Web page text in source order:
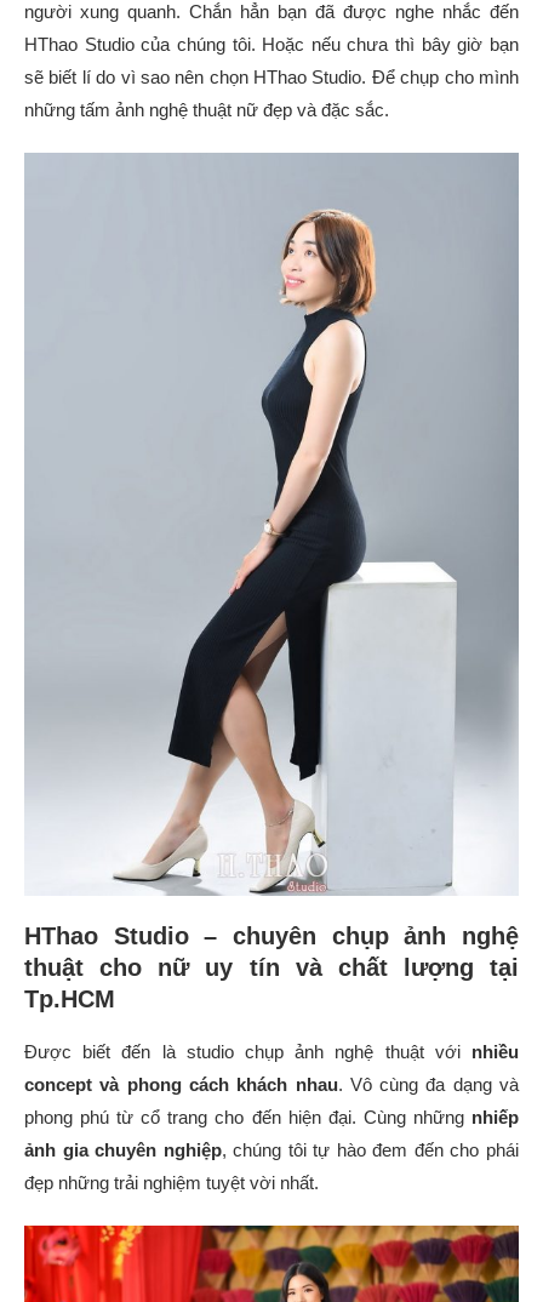
người xung quanh. Chắn hẳn bạn đã được nghe nhắc đến
HThao Studio của chúng tôi. Hoặc nếu chưa thì bây giờ bạn
sẽ biết lí do vì sao nên chọn HThao Studio. Để chụp cho mình
những tấm ảnh nghệ thuật nữ đẹp và đặc sắc.
HThao Studio – chuyên chụp ảnh nghệ
thuật cho nữ uy tín và chất lượng tại
Tp.HCM
Được biết đến là studio chụp ảnh nghệ thuật với nhiều
concept và phong cách khách nhau. Vô cùng đa dạng và
phong phú từ cổ trang cho đến hiện đại. Cùng những nhiếp
ảnh gia chuyên nghiệp, chúng tôi tự hào đem đến cho phái
đẹp những trải nghiệm tuyệt vời nhất.